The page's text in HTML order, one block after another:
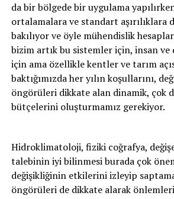
da bir bölgede bir uygulama
ortalamalara ve standart aşırılıklara
bakılıyor ve öyle mühendislik
bizim artık bu sistemler için, insan ve
için ama özellikle kentler ve tarım
baktığımızda her yılın koşullarını,
öngörüleri dikkate alan dinamik, çok
bütçelerini oluşturmamız gerekiyor.
Hidroklimatoloji, fiziki coğrafya,
talebinin iyi bilinmesi burada çok
değişikliğinin etkilerini izleyip
öngörüleri de dikkate alarak